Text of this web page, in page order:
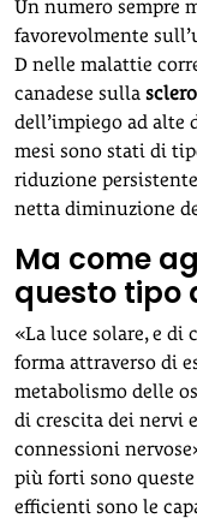
Un numero sempre
favorevolmente
D nelle malattie
canadese sulla
dell’impiego ad alte
mesi sono stati di
riduzione
netta diminuzione
Ma come
questo tipo
«La luce solare, e di
forma attraverso di
metabolismo delle
di crescita dei nervi
connessioni
più forti sono
efficienti sono le